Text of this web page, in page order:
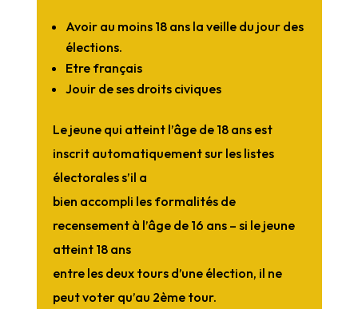
Avoir au moins 18 ans la veille du jour des
élections.
Etre français
Jouir de ses droits civiques
Le jeune qui atteint l’âge de 18 ans est
inscrit automatiquement sur les listes
électorales s’il a
bien accompli les formalités de
recensement à l’âge de 16 ans – si le jeune
atteint 18 ans
entre les deux tours d’une élection, il ne
peut voter qu’au 2ème tour.